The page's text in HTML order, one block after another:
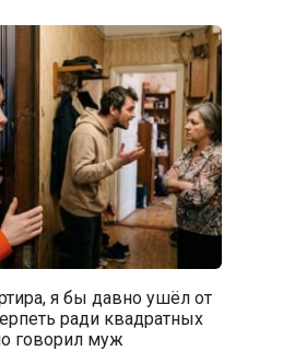
я бы давно ушёл от
ради квадратных
говорил муж